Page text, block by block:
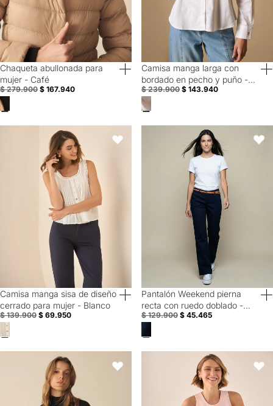
40% Off
Chaqueta abullonada para
mujer - Café
$ 279.900 $ 167.940
40% Off
Camisa manga larga con
bordado en pecho y puño -
Blanco
$ 239.900 $ 143.940
Camisa manga sisa de diseño cerrado para mujer - Blanco
50% Off
Camisa manga sisa de diseño
cerrado para mujer - Blanco
$ 139.900 $ 69.950
Favoritos
Pantalón Weekend pierna recta
Special Prices
Pantalón Weekend pierna
recta con ruedo doblado -
Azul
$ 129.900 $ 45.465
Buzo tejido de cuello alto para mujer - Negro
Favoritos
Blusa Rosa Doble Capa Sin